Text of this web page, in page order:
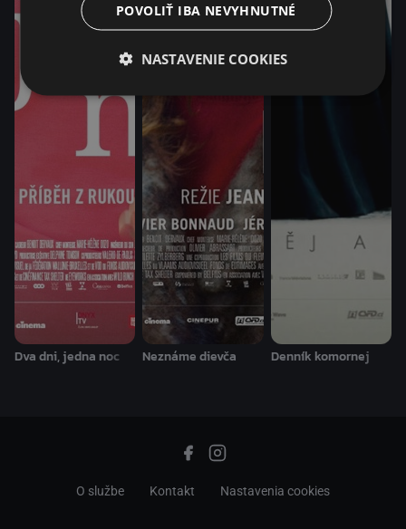
Dva dni, jedna noc Neznáme dievča Denník komornej
O službe Kontakt Nastavenia cookies
POVOLIŤ IBA NEVYHNUTNÉ
NASTAVENIE COOKIES